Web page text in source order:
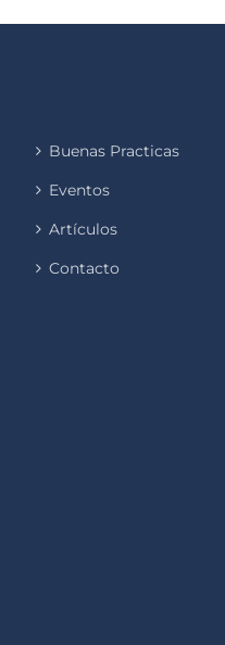
Buenas Practicas
Eventos
Artículos
Contacto